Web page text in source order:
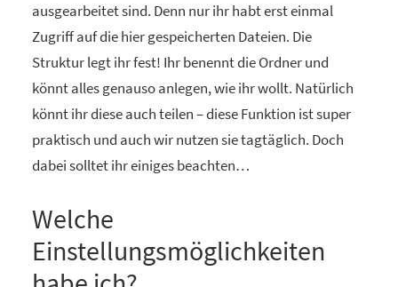
ausgearbeitet sind. Denn nur ihr habt erst einmal
Zugriff auf die hier gespeicherten Dateien. Die
Struktur legt ihr fest! Ihr benennt die Ordner und
könnt alles genauso anlegen, wie ihr wollt. Natürlich
könnt ihr diese auch teilen – diese Funktion ist super
praktisch und auch wir nutzen sie tagtäglich. Doch
dabei solltet ihr einiges beachten…
Welche
Einstellungsmöglichkeiten